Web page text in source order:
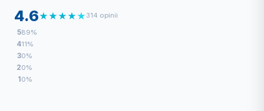
4.6★★★★★ 314 opinii
589%
411%
30%
20%
10%